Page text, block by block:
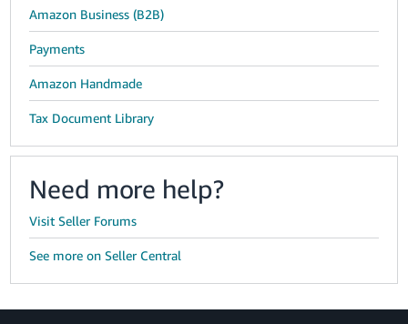
Amazon Business (B2B)
Payments
Amazon Handmade
Tax Document Library
Need more help?
Visit Seller Forums
See more on Seller Central